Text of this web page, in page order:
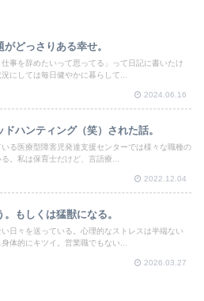
がどっさりある幸せ。
事を辞めたいって思ってる」って日記に書いたけ
にしては毎日健やかに暮らして...
2024.06.16
ドハンティング（笑）された話。
る医療型障害児発達支援センターでは様々な職種の
。私は保育士だけど、言語療...
2022.12.04
。もしくは猛獣になる。
日々を送っている。心理的なストレスは半端ない
体的にキツイ。営業職でもない...
2026.03.27